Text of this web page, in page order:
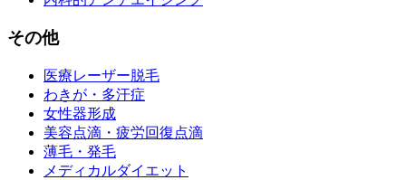
その他
医療レーザー脱毛
わきが・多汗症
女性器形成
美容点滴・疲労回復点滴
薄毛・発毛
メディカルダイエット